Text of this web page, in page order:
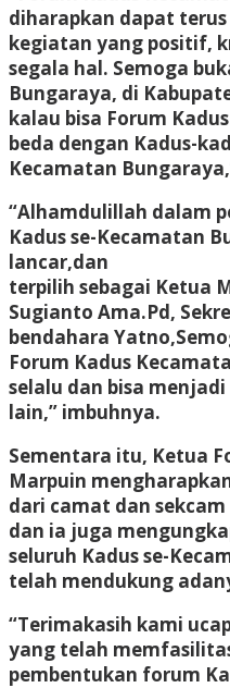
diharapkan dapat
kegiatan yang positif,
segala hal. Semoga
Bungaraya, di
kalau bisa Forum
beda dengan Kadus-
Kecamatan
“Alhamdulillah dalam
Kadus se-Kecamatan
lancar,dan
terpilih sebagai Ketua
Sugianto Ama.Pd,
bendahara
Forum Kadus
selalu dan bisa
lain,” imbuhnya.
Sementara itu, Ketua
Marpuin
dari camat dan
dan ia juga
seluruh Kadus se-
telah mendukung
“Terimakasih kami
yang telah
pembentukan forum